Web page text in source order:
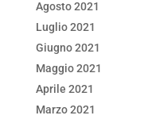
Agosto 2021
Luglio 2021
Giugno 2021
Maggio 2021
Aprile 2021
Marzo 2021